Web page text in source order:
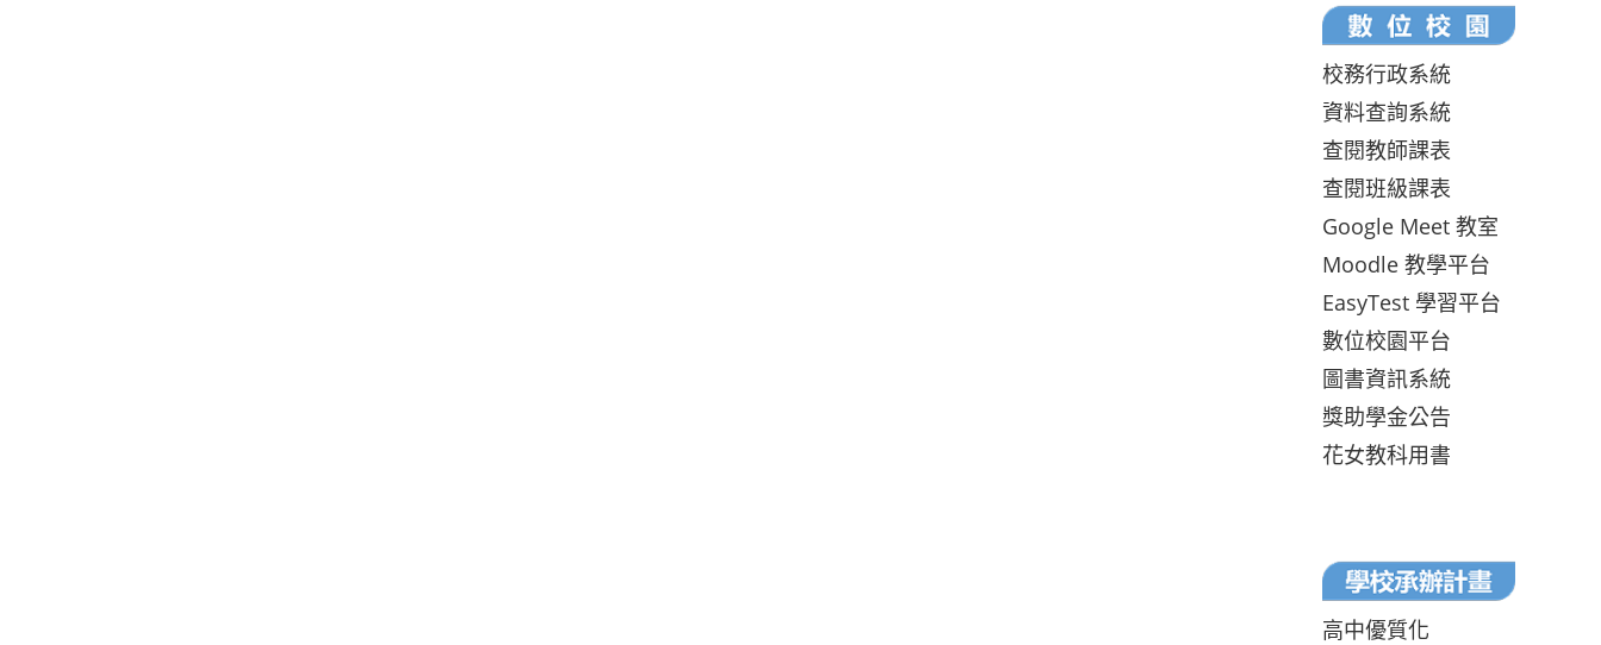
校務行政系統
資料查詢系統
查閱教師課表
查閱班級課表
Google Meet 教室
Moodle 教學平台
EasyTest 學習平台
數位校園平台
圖書資訊系統
獎助學金公告
花女教科用書
高中優質化